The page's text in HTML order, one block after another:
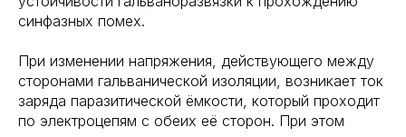
синфазных помех.
При изменении напряжения, действующего между
сторонами гальванической изоляции, возникает ток
заряда паразитической ёмкости, который проходит
по электроцепям с обеих её сторон. При этом